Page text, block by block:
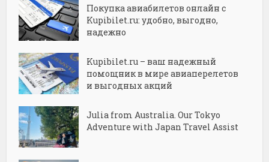
Покупка авиабилетов онлайн с
Kupibilet.ru: удобно, выгодно,
надежно
Kupibilet.ru – ваш надежный
помощник в мире авиаперелетов
и выгодных акций
Julia from Australia. Our Tokyo
Adventure with Japan Travel Assist